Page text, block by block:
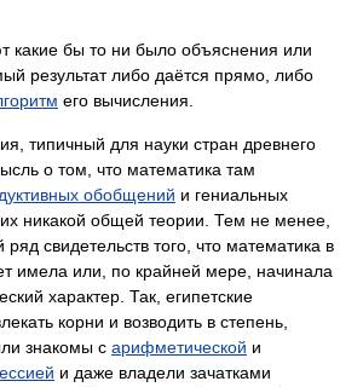
какие бы то ни было объяснения или
результат либо даётся прямо, либо
его вычисления.
типичный для науки стран древнего
о том, что математика там
обобщений и гениальных
никакой общей теории. Тем не менее,
свидетельств того, что математика в
имела или, по крайней мере, начинала
характер. Так, египетские
корни и возводить в степень,
знакомы с арифметической и
и даже владели зачатками